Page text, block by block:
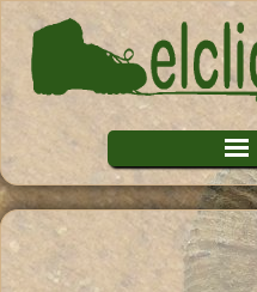
Pasar al contenido principal